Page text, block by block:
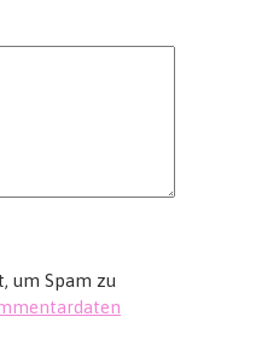
um Spam zu